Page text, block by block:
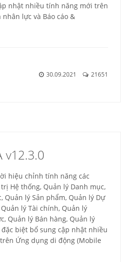
nhật nhiều tính năng mới trên
lực và Báo cáo &
30.09.2021 21651
v12.3.0
hiệu chỉnh tính năng các
Hệ thống, Quản lý Danh mục,
Quản lý Sản phẩm, Quản lý Dự
lý Tài chính, Quản lý
Quản lý Bán hàng, Quản lý
đặc biệt bổ sung cập nhật nhiều
Ứng dụng di động (Mobile